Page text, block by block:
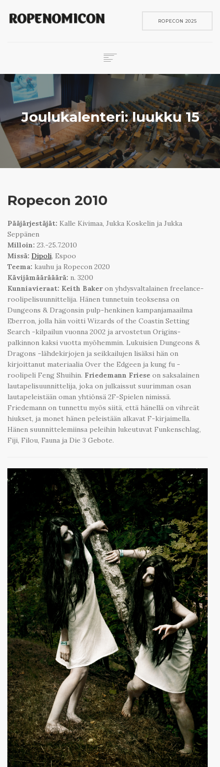
ROPECON 2025
ROPECON
SKENE
IN ENGLISH
SEARCH
Joulukalenteri: luukku 15
Ropecon 2010
Pääjärjestäjät: Kalle Kivimaa, Jukka Koskelin ja Jukka
Seppänen
Milloin: 23.-25.7.2010
Missä: Dipoli, Espoo
Teema: kauhu ja Ropecon 2020
Kävijämäärääärä: n. 3200
Kunniavieraat: Keith Bakeron yhdysvaltalainen freelance-
roolipelisuunnittelija. Hänen tunnetuin teoksensa on
Dungeons & Dragonsin pulp-henkinen kampanjamaailma
Eberron, jolla hän voitti Wizards of the Coastin Setting
Search -kilpailun vuonna 2002 ja arvostetun Origins-
palkinnon kaksi vuotta myöhemmin. Lukuisien Dungeons &
Dragons -lähdekirjojen ja seikkailujen lisäksi hän on
kirjoittanut materiaalia Over the Edgeen ja kung fu -
roolipeli Feng Shuihin. Friedemann Friese on saksalainen
lautapelisuunnittelija, joka on julkaissut suurimman osan
lautapeleistään oman yhtiönsä 2F-Spielen nimissä.
Friedemann on tunnettu myös siitä, että hänellä on vihreät
hiukset, ja monet hänen peleistään alkavat F-kirjaimella.
Hänen suunnittelemiinsa peleihin lukeutuvat Funkenschlag,
Fiji, Filou, Fauna ja Die 3 Gebote.